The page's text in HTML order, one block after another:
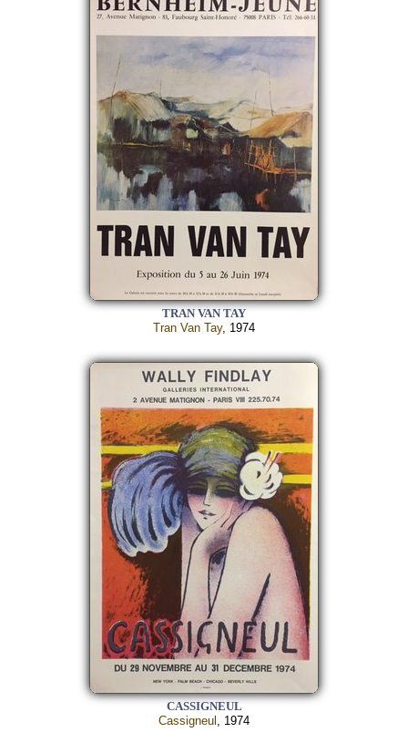
TRAN VAN TAY
Tran Van Tay, 1974
CASSIGNEUL
Cassigneul , 1974